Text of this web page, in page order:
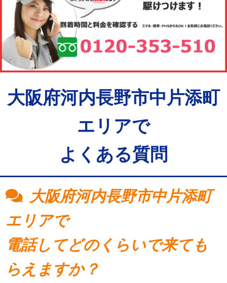
大阪府河内長野市中片添町
エリアで
よくある質問
大阪府河内長野市中片添町
エリアで
電話してどのくらいで来ても
らえますか？